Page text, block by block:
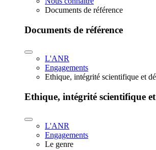
Documents de référence
Documents de référence
L'ANR
Engagements
Ethique, intégrité scientifique et
Ethique, intégrité scientifique
L'ANR
Engagements
Le genre